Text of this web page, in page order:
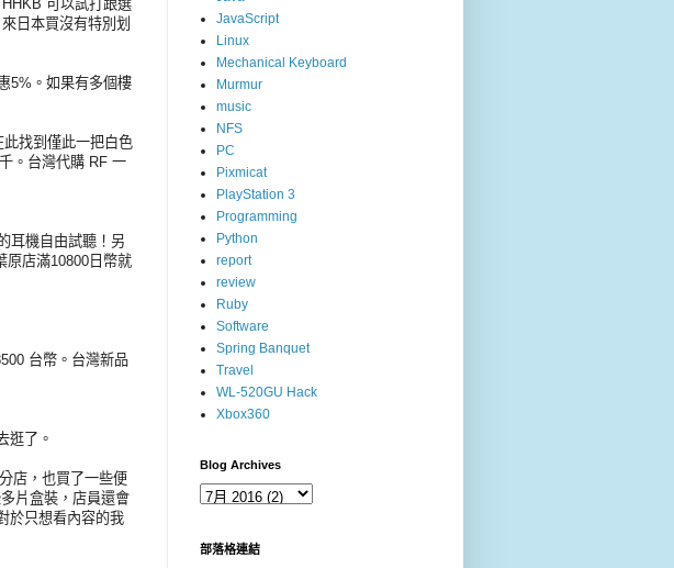
可以試打跟選
日本買沒有特別划
5%。如果有多個樓
找到僅此一把白色
。台灣代購 RF 一
耳機自由試聽！另
原店滿10800日幣就
台幣。台灣新品
逛了。
店，也買了一些便
片盒裝，店員還會
於只想看內容的我
JavaScript
Linux
Mechanical Keyboard
Murmur
music
NFS
PC
Pixmicat
PlayStation 3
Programming
Python
report
review
Ruby
Software
Spring Banquet
Travel
WL-520GU Hack
Xbox360
Blog Archives
部落格連結